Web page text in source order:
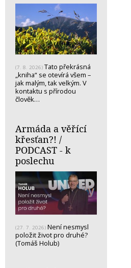
(7. 8. 2026) Tato překrásná
„kniha“ se otevírá všem –
jak malým, tak velkým. V
kontaktu s přírodou
člověk…
Armáda a věřící
křesťan?! /
PODCAST - k
poslechu
(27. 7. 2026) Není nesmysl
položit život pro druhé?
(Tomáš Holub)